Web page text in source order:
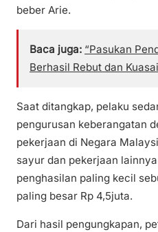
beber Arie.
Baca juga: “Pasukan
Berhasil Rebut dan
Saat ditangkap, pelaku
pengurusan keberangatan
pekerjaan di Negara
sayur dan pekerjaan
penghasilan paling kecil
paling besar Rp 4,5juta.
Dari hasil pengungkapan,